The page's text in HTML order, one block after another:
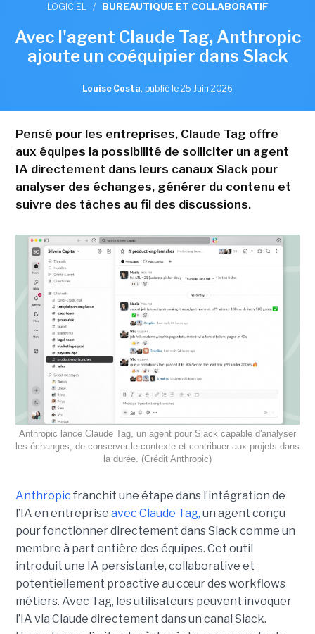
LOGICIEL / BUREAUTIQUE ET COLLABORATIF
Avec l'agent Claude Tag, Anthropic
ajoute un coéquipier dans Slack
Louise Costa, publié le 25 Juin 2026
Pensé pour les entreprises, Claude Tag offre
aux équipes la possibilité de solliciter un agent
IA directement dans leurs canaux Slack pour
analyser des échanges, générer du contenu et
suivre des tâches au fil des discussions.
Anthropic lance Claude Tag, un agent pour Slack capable d'analyser
les échanges, de conserver le contexte et contribuer aux projets dans
la durée. (Crédit Anthropic)
Anthropic franchit une étape dans l’intégration de
l’IA en entreprise avec Claude Tag, un agent conçu
pour fonctionner directement dans Slack comme un
membre à part entière des équipes. Cet outil
introduit une IA persistante, collaborative et
potentiellement proactive au cœur des workflows
métiers. Avec Tag, les utilisateurs peuvent invoquer
l’IA via Claude directement dans un canal Slack.